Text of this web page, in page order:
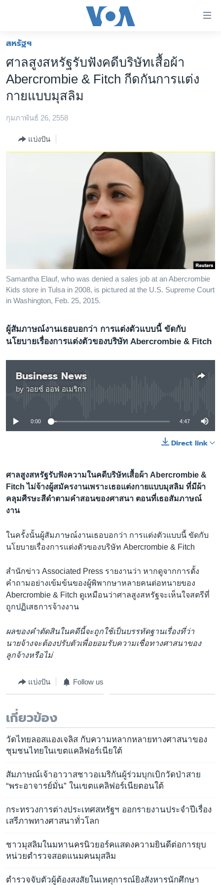
ต่อ
ไป
เนื้อหา
หลัก
ไป
ข้าม
โลก
เอเชีย
ไทย
ธุรกิจ
ติดตามเรา
เลือกภาษา
สหรัฐฯ
ศาลสูงสหรัฐรับฟังคดีบริษัทเสื้อผ้า
Abercrombie & Fitch กีดกันการแต่ง
กายแบบมุสลิม
กุมภาพันธ์ 26, 2558
แบ่งปัน
Samantha Elauf, who was denied a sales job at an Abercrombie
Kids store in Tulsa in 2008, is pictured at the U.S. Supreme Court
in Washington, Feb. 25, 2015.
ผู้สัมภาษณ์งานเธอบอกว่า การแต่งตัวแบบนี้ ขัดกับ
นโยบายเรื่องการแต่งตัวของบริษัท Abercrombie & Fitch
Business News
by วอยซ์ ออฟ อเมริกา
No media source currently available
0:00 4:47
Direct link
ศาลสูงสหรัฐรับฟังความในคดีบริษัทเสื้อผ้า Abercrombie &
Fitch ไม่จ้างผู้สมัครงานเพราะเธอแต่งกายแบบมุสลิม ที่มีผ้า
คลุมศีรษะสีดำตามคำสอนของศาสนา ตอนที่เธอสัมภาษณ์
งาน
ในครั้งนั้นผู้สัมภาษณ์งานเธอบอกว่า การแต่งตัวแบบนี้ ขัดกับ
นโยบายเรื่องการแต่งตัวของบริษัท Abercrombie & Fitch
สำนักข่าว Associated Press รายงานว่า หากดูจากการตั้ง
คำถามอย่างเข้มข้นของผู้พิพากษาหลายคนต่อทนายของ
Abercrombie & Fitch ดูเหมือนว่าศาลสูงสหรัฐจะเห็นใจสตรีที่
ถูกปฏิเสธการจ้างงาน
ผลของคำตัดสินในคดีนี้จะถูกใช้เป็นบรรทัดฐานเรื่องที่ว่า
นายจ้างจะต้องปรับตัวเพื่อยอมรับความเชื่อทางศาสนาของ
ลูกจ้างหรือไม่
แบ่งปัน Follow us
เกี่ยวข้อง
วัดไทยลอสแองเจลิส กับความหลากหลายทางศาสนาของ
ชุมชนไทยในเขตแคลิฟอร์เนียใต้
สัมภาษณ์เจ้าอาวาสชาวอเมริกันผู้ร่วมบุกเบิกวัดป่าสาย
“พระอาจารย์มั่น” ในเขตแคลิฟอร์เนียตอนใต้
กระทรวงการต่างประเทศสหรัฐฯ ออกรายงานประจำปีเรื่อง
เสรีภาพทางศาสนาทั่วโลก
ชาวมุสลิมในมหานครนิวยอร์คแสดงความยินดีต่อการยุบ
หน่วยตำรวจสอดแนมคนมุสลิม
ตำรวจจับตัวผู้ต้องสงสัยในเหตุการณ์ยิงสังหารนักศึกษา